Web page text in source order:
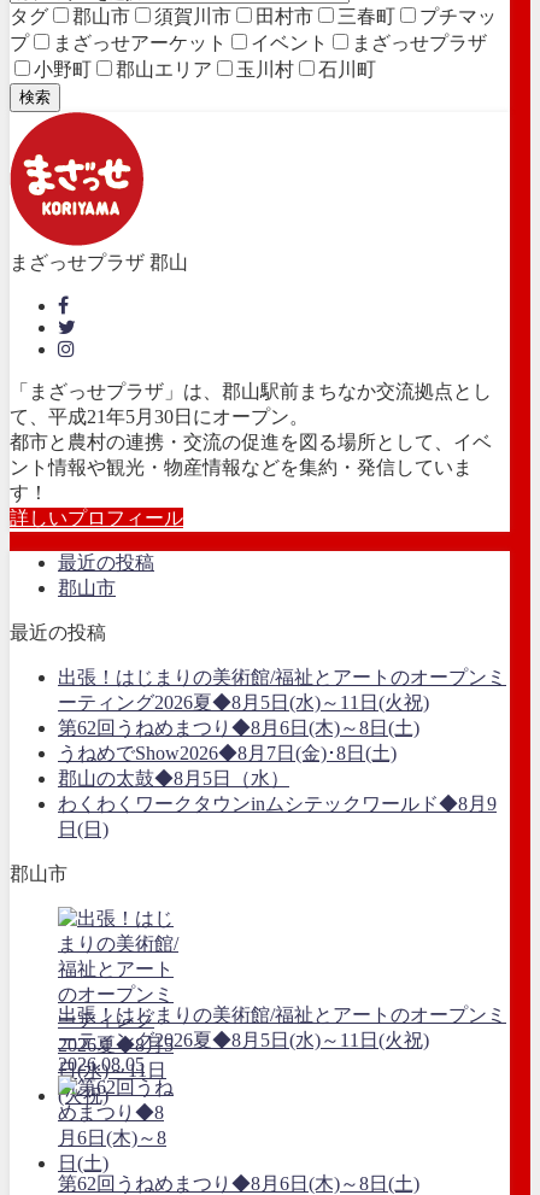
タグ 郡山市 須賀川市 田村市 三春町
プチマッ
プ
まざっせアーケット イベント
まざっせプラザ
小野町
郡山エリア 玉川村 石川町
検索
まざっせプラザ 郡山
「まざっせプラザ」は、郡山駅前まちなか交流拠点とし
て、平成21年5月30日にオープン。
都市と農村の連携・交流の促進を図る場所として、イベ
ント情報や観光・物産情報などを集約・発信していま
す！
詳しいプロフィール
最近の投稿
郡山市
最近の投稿
出張！はじまりの美術館/福祉とアートのオープンミ
ーティング2026夏◆8月5日(水)～11日(火祝)
第62回うねめまつり◆8月6日(木)～8日(土)
うねめでShow2026◆8月7日(金)･8日(土)
郡山の太鼓◆8月5日（水）
わくわくワークタウンinムシテックワールド◆8月9
日(日)
郡山市
出張！はじまりの美術館/福祉とアートのオープンミ
ーティング2026夏◆8月5日(水)～11日(火祝)
2026.08.05
第62回うねめまつり◆8月6日(木)～8日(土)